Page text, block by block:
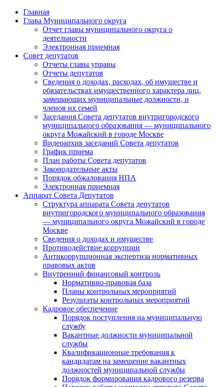
Главная
Глава Муниципального округа
Отчет главы муниципального округа о
деятельности
Электронная приемная
Совет депутатов
Отчеты главы управы
Отчеты депутатов
Сведения о доходах, расходах, об имуществе и
обязательствах имущественного характера лиц,
замещающих муниципальные должности, и
членов их семей
Заседания Совета депутатов внутригородского
муниципального образования — муниципального
округа Можайский в городе Москве
Видеоархив заседаний Совета депутатов
График приема
План работы Совета депутатов
Законодательные акты
Порядок обжалования НПА
Электронная приемная
Аппарат Совета Депутатов
Структура аппарата Совета депутатов
внутригородского муниципального образования
— муниципального округа Можайский в городе
Москве
Сведения о доходах и имуществе
Противодействие коррупции
Антикоррупционная экспертиза нормативных
правовых актов
Внутренний финансовый контроль
Нормативно-правовая база
Планы контрольных мероприятий
Результаты контрольных мероприятий
Кадровое обеспечение
Порядок поступления на муниципальную
службу
Вакантные должности муниципальной
службы
Квалификационные требования к
кандидатам на замещение вакантных
должностей муниципальной службы
Порядок формирования кадрового резерва